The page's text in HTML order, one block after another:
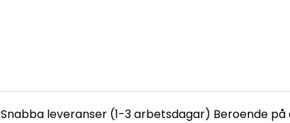
Snabba leveranser (1-3 arbetsdagar) Beroende